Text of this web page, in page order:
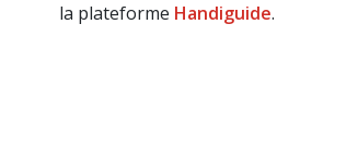
la plateforme Handiguide.